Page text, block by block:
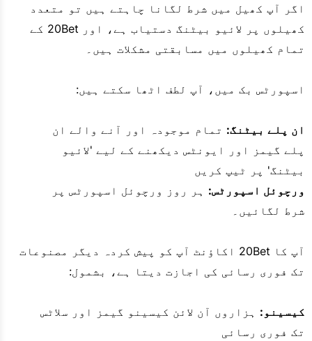
اگر آپ کھیل میں شرط لگانا چاہتے ہیں تو متعدد
کھیلوں پر لائیو بیٹنگ دستیاب ہے، اور 20Bet کے
تمام کھیلوں میں مسابقتی مشکلات ہیں۔
اسپورٹس بک میں، آپ لطف اٹھا سکتے ہیں:
ان پلے بیٹنگ: تمام موجودہ اور آنے والے ان
پلے گیمز اور ایونٹس دیکھنے کے لیے 'لائیو
بیٹنگ' پر ٹیپ کریں
ورچوئل اسپورٹس: ہر روز ورچوئل اسپورٹس پر
شرط لگائیں۔
آپ کا 20Bet اکاؤنٹ آپ کو پیش کردہ دیگر مصنوعات
تک فوری رسائی کی اجازت دیتا ہے، بشمول:
کیسینو: ہزاروں آن لائن کیسینو گیمز اور سلاٹس
تک فوری رسائی